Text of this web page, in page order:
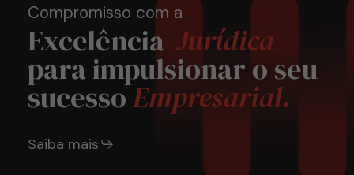
Compromisso com a
Excelência Jurídica
para impulsionar o seu
sucessoEmpresarial.
Saiba mais